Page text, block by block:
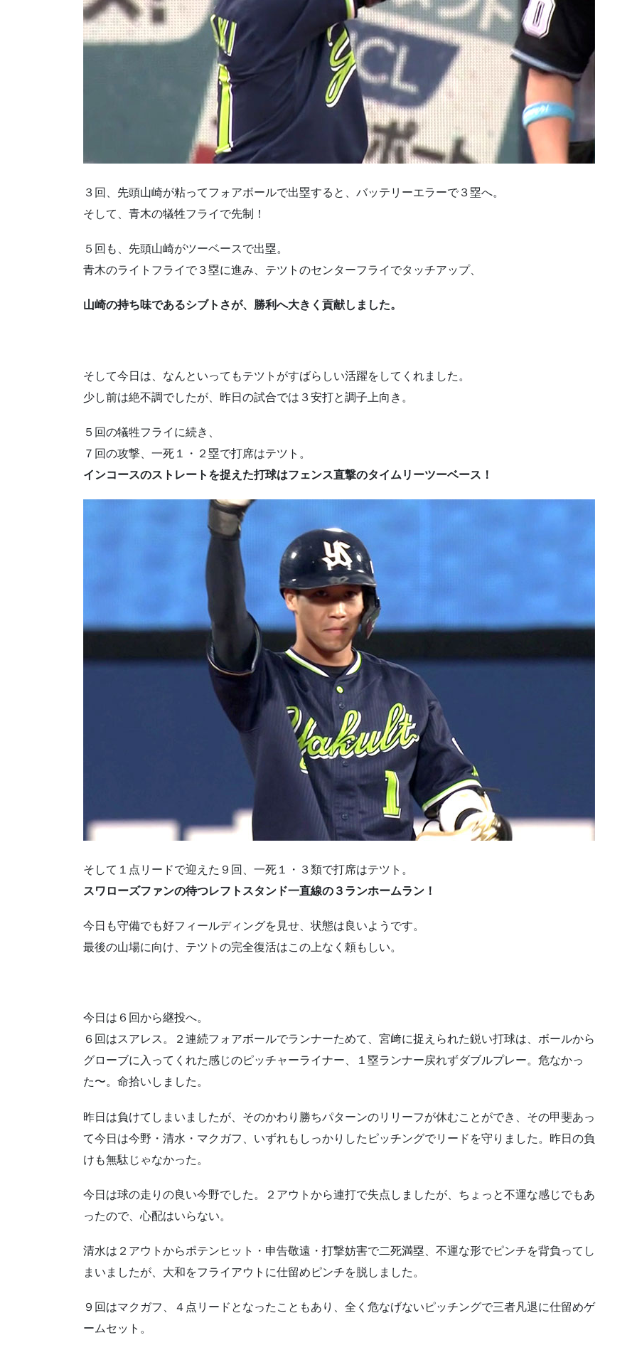
３回、先頭山崎が粘ってフォアボールで出塁すると、バッテリーエラーで３塁へ。
そして、青木の犠牲フライで先制！
５回も、先頭山崎がツーベースで出塁。
青木のライトフライで３塁に進み、テツトのセンターフライでタッチアップ、
山崎の持ち味であるシブトさが、勝利へ大きく貢献しました。
そして今日は、なんといってもテツトがすばらしい活躍をしてくれました。
少し前は絶不調でしたが、昨日の試合では３安打と調子上向き。
５回の犠牲フライに続き、
７回の攻撃、一死１・２塁で打席はテツト。
インコースのストレートを捉えた打球はフェンス直撃のタイムリーツーベース！
そして１点リードで迎えた９回、一死１・３類で打席はテツト。
スワローズファンの待つレフトスタンド一直線の３ランホームラン！
今日も守備でも好フィールディングを見せ、状態は良いようです。
最後の山場に向け、テツトの完全復活はこの上なく頼もしい。
今日は６回から継投へ。
６回はスアレス。２連続フォアボールでランナーためて、宮﨑に捉えられた鋭い打球は、ボールから
グローブに入ってくれた感じのピッチャーライナー、１塁ランナー戻れずダブルプレー。危なかっ
た〜。命拾いしました。
昨日は負けてしまいましたが、そのかわり勝ちパターンのリリーフが休むことができ、その甲斐あっ
て今日は今野・清水・マクガフ、いずれもしっかりしたピッチングでリードを守りました。昨日の負
けも無駄じゃなかった。
今日は球の走りの良い今野でした。２アウトから連打で失点しましたが、ちょっと不運な感じでもあ
ったので、心配はいらない。
清水は２アウトからポテンヒット・申告敬遠・打撃妨害で二死満塁、不運な形でピンチを背負ってし
まいましたが、大和をフライアウトに仕留めピンチを脱しました。
９回はマクガフ、４点リードとなったこともあり、全く危なげないピッチングで三者凡退に仕留めゲ
ームセット。